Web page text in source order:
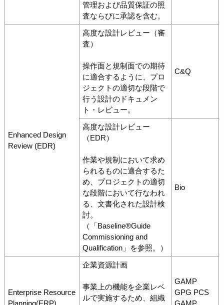
管理および品質保証の照
査ならびに承認を含む。
Enhanced Design
Review (EDR)
高度な設計レビュー（審
査）
操作面と規制面での期待
に適合するように、プロ
ジェクトの適切な段階で
行う設計のドキュメン
ト・レビュー。
C&Q
高度な設計レビュー
（EDR）
作業や規制において求め
られるものに適合するた
め、プロジェクトの適切
な段階において行なわれ
る、文書化された設計検
討。
（「Baseline®Guide
Commissioning and
Qualification」を参照。）
Bio
Enterprise Resource
企業資源計画
事業上の機能を企業レベ
ルで実施するため、組織
GAMP
GPG PCS